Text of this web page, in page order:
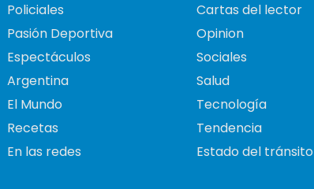
Policiales
Pasión Deportiva
Espectáculos
Argentina
El Mundo
Recetas
En las redes
Cartas del lector
Opinion
Sociales
Salud
Tecnología
Tendencia
Estado del tránsito